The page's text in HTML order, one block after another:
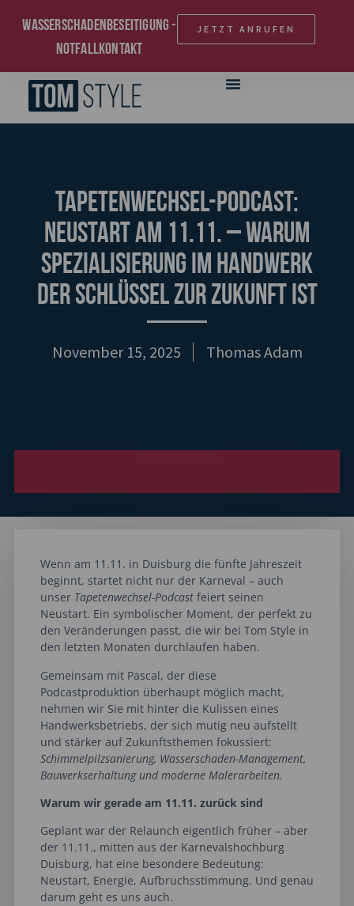
Wasserschadenbeseitigung -
Notfallkontakt
JETZT ANRUFEN
Tapetenwechsel-Podcast:
Neustart am 11.11. – Warum
Spezialisierung im Handwerk
der Schlüssel zur Zukunft ist
November 15, 2025 Thomas Adam
Wenn am 11.11. in Duisburg die fünfte Jahreszeit
beginnt, startet nicht nur der Karneval – auch
unser Tapetenwechsel-Podcastfeiert seinen
Neustart. Ein symbolischer Moment, der perfekt zu
den Veränderungen passt, die wir bei Tom Style in
den letzten Monaten durchlaufen haben.
Gemeinsam mit Pascal, der diese
Podcastproduktion überhaupt möglich macht,
nehmen wir Sie mit hinter die Kulissen eines
Handwerksbetriebs, der sich mutig neu aufstellt
und stärker auf Zukunftsthemen fokussiert:
Schimmelpilzsanierung, Wasserschaden-Management,
Bauwerkserhaltung und moderne Malerarbeiten.
Warum wir gerade am 11.11. zurück sind
Geplant war der Relaunch eigentlich früher – aber
der 11.11., mitten aus der Karnevalshochburg
Duisburg, hat eine besondere Bedeutung:
Neustart, Energie, Aufbruchsstimmung. Und genau
darum geht es uns auch.